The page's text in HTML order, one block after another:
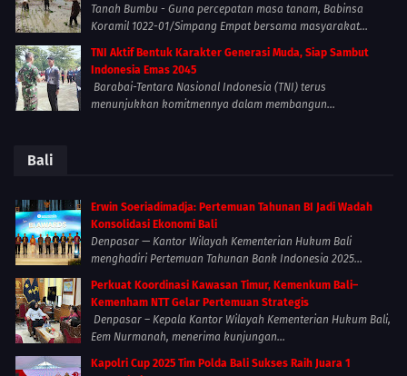
Tanah Bumbu - Guna percepatan masa tanam, Babinsa
Koramil 1022-01/Simpang Empat bersama masyarakat...
TNI Aktif Bentuk Karakter Generasi Muda, Siap Sambut
Indonesia Emas 2045
Barabai-Tentara Nasional Indonesia (TNI) terus
menunjukkan komitmennya dalam membangun...
Bali
Erwin Soeriadimadja: Pertemuan Tahunan BI Jadi Wadah
Konsolidasi Ekonomi Bali
Denpasar — Kantor Wilayah Kementerian Hukum Bali
menghadiri Pertemuan Tahunan Bank Indonesia 2025...
Perkuat Koordinasi Kawasan Timur, Kemenkum Bali–
Kemenham NTT Gelar Pertemuan Strategis
Denpasar – Kepala Kantor Wilayah Kementerian Hukum Bali,
Eem Nurmanah, menerima kunjungan...
Kapolri Cup 2025 Tim Polda Bali Sukses Raih Juara 1